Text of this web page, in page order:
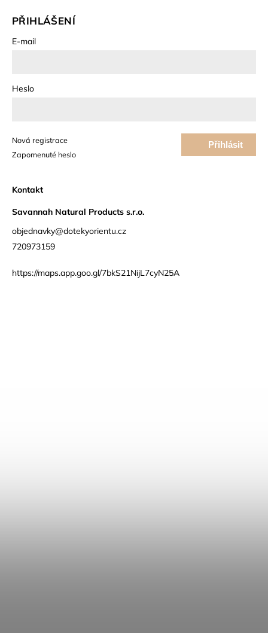
PŘIHLÁŠENÍ
E-mail
Heslo
Přihlásit
Nová registrace
Zapomenuté heslo
Kontakt
Savannah Natural Products s.r.o.
objednavky@dotekyorientu.cz
720973159
https://maps.app.goo.gl/7bkS21NijL7cyN25A